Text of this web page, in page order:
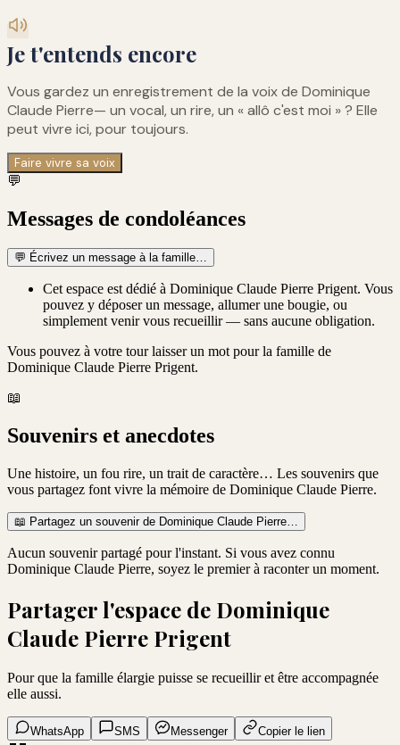
Je t'entends encore
Vous gardez un enregistrement de la voix de Dominique
Claude Pierre— un vocal, un rire, un « allô c'est moi » ? Elle
peut vivre ici, pour toujours.
Faire vivre sa voix
💬
Messages de condoléances
💬 Écrivez un message à la famille…
Cet espace est dédié à Dominique Claude Pierre Prigent. Vous
pouvez y déposer un message, allumer une bougie, ou
simplement venir vous recueillir — sans aucune obligation.
Vous pouvez à votre tour laisser un mot pour la famille de
Dominique Claude Pierre Prigent.
📖
Souvenirs et anecdotes
Une histoire, un fou rire, un trait de caractère… Les souvenirs que
vous partagez font vivre la mémoire de Dominique Claude Pierre.
📖 Partagez un souvenir de Dominique Claude Pierre…
Aucun souvenir partagé pour l'instant. Si vous avez connu
Dominique Claude Pierre, soyez le premier à raconter un moment.
Partager l'espace de Dominique
Claude Pierre Prigent
Pour que la famille élargie puisse se recueillir et être accompagnée
elle aussi.
WhatsApp SMS Messenger Copier le lien